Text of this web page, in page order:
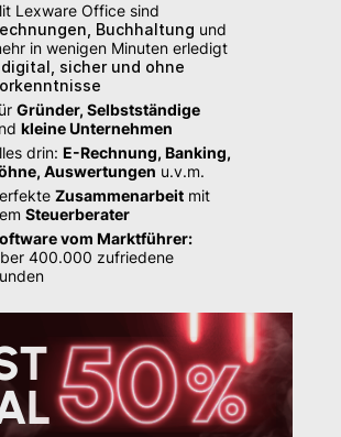
Lexware Office sind
Buchhaltung und
in wenigen Minuten erledigt
digital, sicher und ohne
Gründer, Selbstständige
kleine Unternehmen
drin: E-Rechnung, Banking,
Auswertungen u.v.m.
Zusammenarbeit mit
Steuerberater
vom Marktführer:
400.000 zufriedene